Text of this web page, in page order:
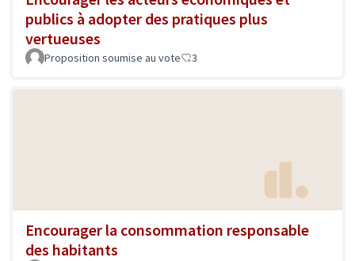
publics à adopter des pratiques plus
vertueuses
Proposition soumise au vote 3
Encourager la consommation responsable
des habitants